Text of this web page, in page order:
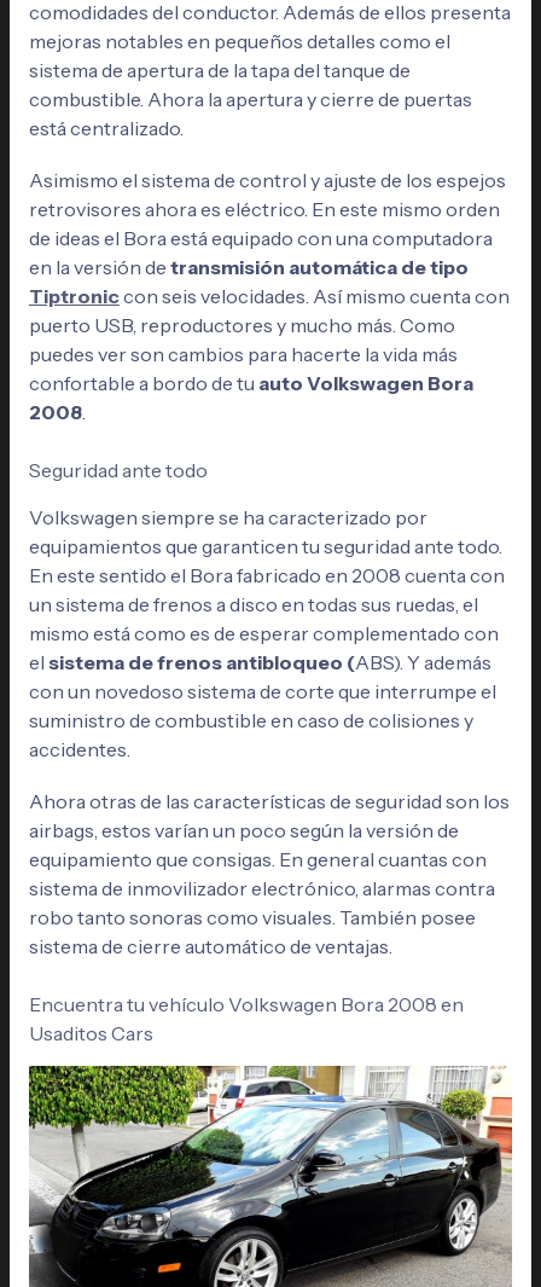
comodidades del conductor. Además de ellos presenta
mejoras notables en pequeños detalles como el
sistema de apertura de la tapa del tanque de
combustible. Ahora la apertura y cierre de puertas
está centralizado.
Asimismo el sistema de control y ajuste de los espejos
retrovisores ahora es eléctrico. En este mismo orden
de ideas el Bora está equipado con una computadora
en la versión de transmisión automática de tipo
Tiptroniccon seis velocidades. Así mismo cuenta con
puerto USB, reproductores y mucho más. Como
puedes ver son cambios para hacerte la vida más
confortable a bordo de tu auto Volkswagen Bora
2008.
Seguridad ante todo
Volkswagen siempre se ha caracterizado por
equipamientos que garanticen tu seguridad ante todo.
En este sentido el Bora fabricado en 2008 cuenta con
un sistema de frenos a disco en todas sus ruedas, el
mismo está como es de esperar complementado con
el sistema de frenos antibloqueo (ABS). Y además
con un novedoso sistema de corte que interrumpe el
suministro de combustible en caso de colisiones y
accidentes.
Ahora otras de las características de seguridad son los
airbags, estos varían un poco según la versión de
equipamiento que consigas. En general cuantas con
sistema de inmovilizador electrónico, alarmas contra
robo tanto sonoras como visuales. También posee
sistema de cierre automático de ventajas.
Encuentra tu vehículo Volkswagen Bora 2008 en
Usaditos Cars